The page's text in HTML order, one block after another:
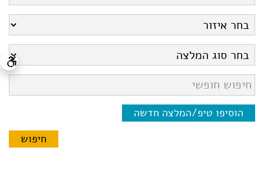
הוסיפו טיפ/המלצה חדשה